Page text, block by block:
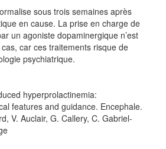
sous trois semaines après
en cause. La prise en charge de
un agoniste dopaminergique n’est
car ces traitements risque de
psychiatrique.
hyperprolactinemia:
features and guidance. Encephale.
V. Auclair, G. Callery, C. Gabriel-